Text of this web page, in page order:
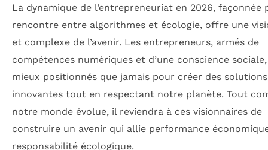
La dynamique de l’entrepreneuriat en 2026, façonnée
rencontre entre algorithmes et écologie, offre une
et complexe de l’avenir. Les entrepreneurs, armés de
compétences numériques et d’une conscience
mieux positionnés que jamais pour créer des solutions
innovantes tout en respectant notre planète. Tout
notre monde évolue, il reviendra à ces visionnaires de
construire un avenir qui allie performance
responsabilité écologique.